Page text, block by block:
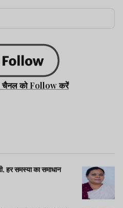
चैनल को Follow करें
हर समस्या का समाधान